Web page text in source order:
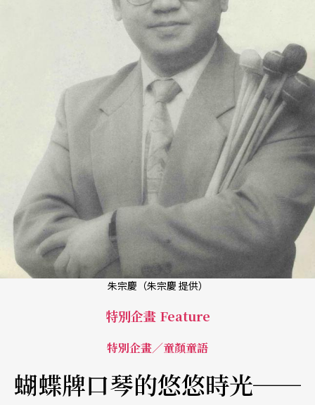
朱宗慶（朱宗慶 提供）
特別企畫 Feature
特別企畫／童顏童語
蝴蝶牌口琴的悠悠時光──